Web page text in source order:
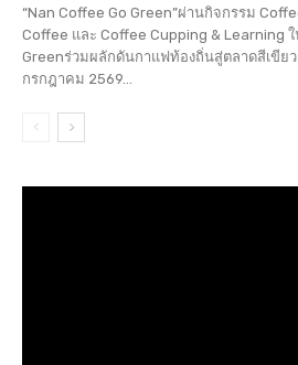
“Nan Coffee Go Green”ผ่านกิจกรรม
Coffee และ Coffee Cupping & Learning
Greenร่วมผลักดันกาแฟท้องถิ่นสู่ตลาดสีเขียวและยั่งยืน วั
กรกฎาคม 2569...